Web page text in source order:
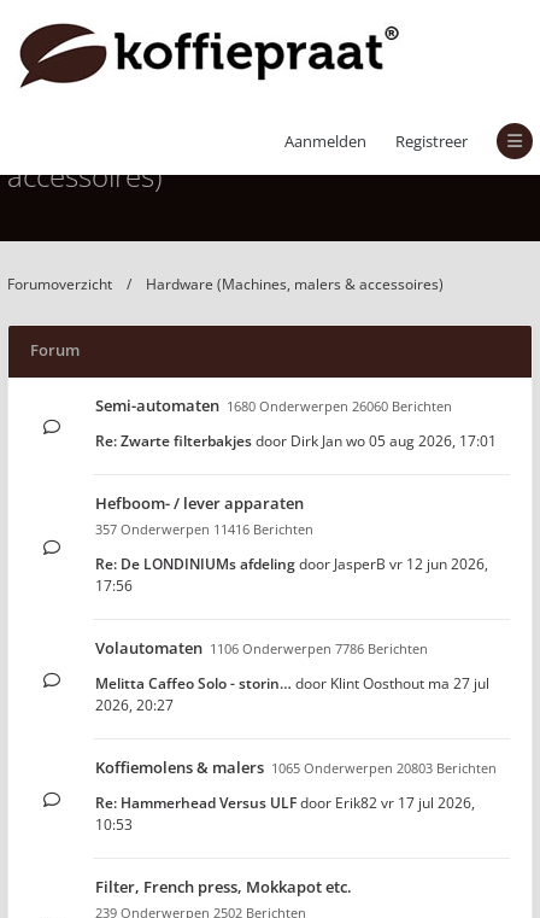
Aanmelden Registreer
Hardware (Machines, malers &
accessoires)
Forumoverzicht Hardware (Machines, malers & accessoires)
Forum
Semi-automaten 1680 Onderwerpen 26060 Berichten
Re: Zwarte filterbakjesdoor Dirk Janwo 05 aug 2026, 17:01
Hefboom- / lever apparaten
357 Onderwerpen 11416 Berichten
Re: De LONDINIUMs afdelingdoor JasperB vr 12 jun 2026,
17:56
Volautomaten 1106 Onderwerpen 7786 Berichten
Melitta Caffeo Solo - storin… door Klint Oosthout ma 27 jul
2026, 20:27
Koffiemolens & malers 1065 Onderwerpen 20803 Berichten
Re: Hammerhead Versus ULFdoor Erik82vr 17 jul 2026,
10:53
Filter, French press, Mokkapot etc.
239 Onderwerpen 2502 Berichten